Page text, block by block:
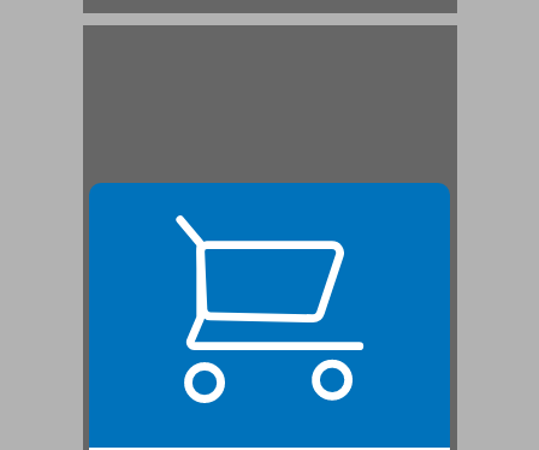
שער א מה בין הכוונה עצמית להכוונה חברתית בלמידה? ... 25